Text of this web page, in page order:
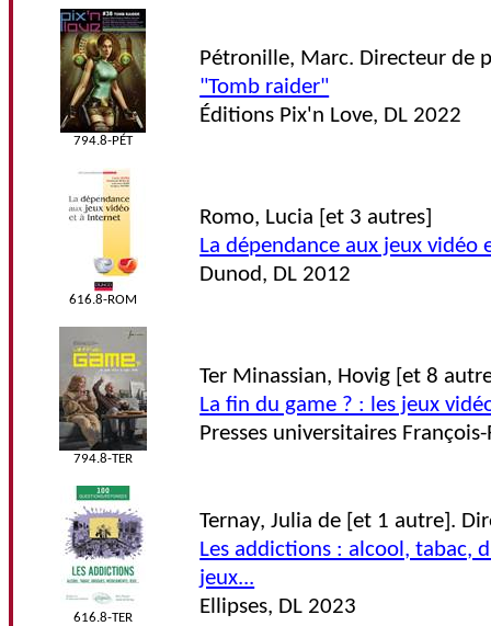
794.8-PÉT
Pétronille, Marc. Directeur de
"Tomb raider"
Éditions Pix'n Love, DL 2022
616.8-ROM
Romo, Lucia [et 3 autres]
La dépendance aux jeux vidéo
Dunod, DL 2012
794.8-TER
Ter Minassian, Hovig [et 8
La fin du game ? : les jeux
Presses universitaires
616.8-TER
Ternay, Julia de [et 1 autre].
Les addictions : alcool, tabac,
jeux...
Ellipses, DL 2023